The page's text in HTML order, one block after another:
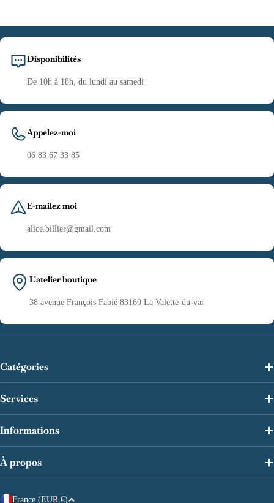
Disponibilités
De 10h à 18h, du lundi au samedi
Appelez-moi
06 83 67 33 85
E-mailez moi
alice.billier@gmail.com
L'atelier boutique
38 avenue François Fabié 83160 La Valette-du-var
Catégories
Services
Informations
À propos
France (EUR €)